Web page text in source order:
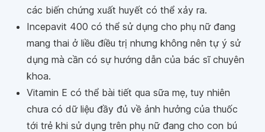
các biến chứng xuất huyết có thể xảy ra.
Incepavit 400 có thể sử dụng cho phụ nữ đang
mang thai ở liều điều trị nhưng không nên tự ý sử
dụng mà cần có sự hướng dẫn của bác sĩ chuyên
khoa.
Vitamin E có thể bài tiết qua sữa mẹ, tuy nhiên
chưa có dữ liệu đầy đủ về ảnh hưởng của thuốc
tới trẻ khi sử dụng trên phụ nữ đang cho con bú